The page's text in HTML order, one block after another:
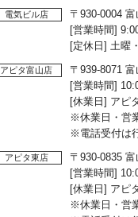
電気ビル店
〒930-0004
[営業時間]
[定休日] 土曜
アピタ富山店
〒939-8071
[営業時間]
[休業日] アピ
※休業日・営
※電話受付は
アピタ東店
〒930-0835
[営業時間]
[休業日] アピ
※休業日・営